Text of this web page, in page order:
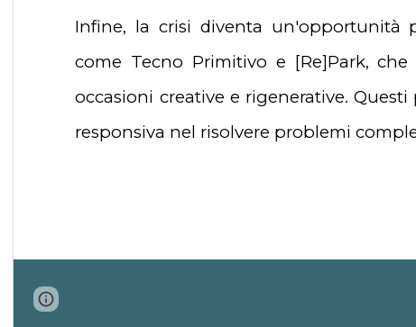
Infine, la crisi diventa un'opportunità
come Tecno Primitivo e [Re]Park,
occasioni creative e rigenerative.
responsiva nel risolvere problemi